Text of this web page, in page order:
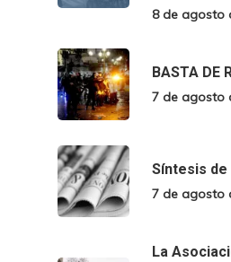
8 de agosto
BASTA DE
7 de agosto
Síntesis
7 de agosto
La